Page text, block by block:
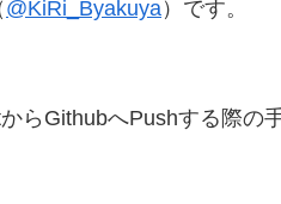
@KiRi_Byakuya）です。
らGithubへPushする際の